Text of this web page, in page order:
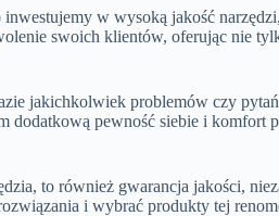
w wysoką jakość
swoich klientów, oferując nie
jakichkolwiek problemów czy
pewność siebie i komfort
to również gwarancja jakości,
i wybrać produkty tej